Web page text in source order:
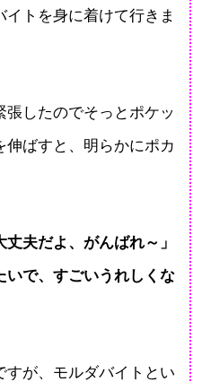
トを身に着けて行きま
したのでそっとポケッ
伸ばすと、明らかにポカ
夫だよ、がんばれ～」
いで、すごいうれしくな
すが、モルダバイトとい